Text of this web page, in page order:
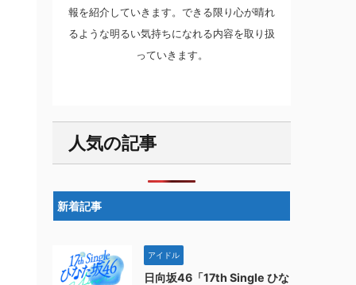
報を紹介していきます。できる限り心が晴れ
るような明るい気持ちになれる内容を取り扱
っていきます。
人気の記事
新着記事
アイドル
日向坂46「17th Single ひな